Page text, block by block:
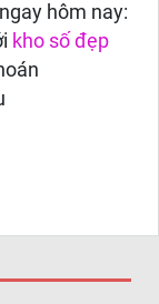
hôm nay:
kho số đẹp